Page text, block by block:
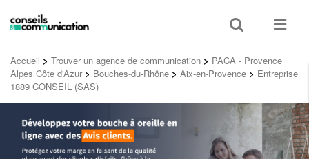
Toggle
search
Toggle
Accueil > Trouver un agence de communication > PACA - Provence
Alpes Côte d'Azur > Bouches-du-Rhône > Aix-en-Provence > Entreprise
1889 CONSEIL (SAS)